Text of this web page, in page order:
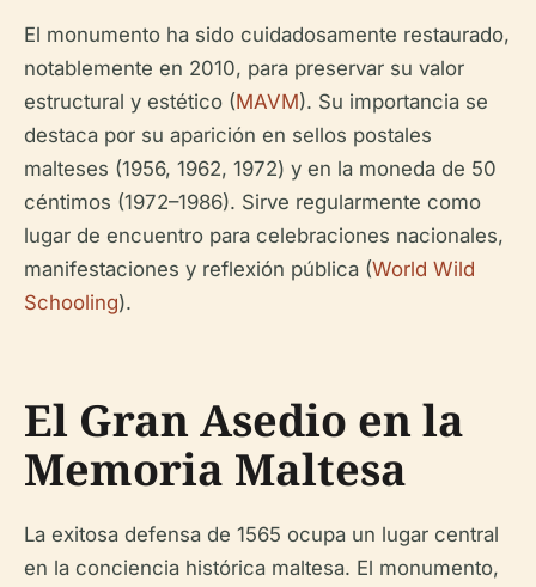
El monumento ha sido cuidadosamente restaurado,
notablemente en 2010, para preservar su valor
estructural y estético (MAVM). Su importancia se
destaca por su aparición en sellos postales
malteses (1956, 1962, 1972) y en la moneda de 50
céntimos (1972–1986). Sirve regularmente como
lugar de encuentro para celebraciones nacionales,
manifestaciones y reflexión pública (World Wild
Schooling).
El Gran Asedio en la
Memoria Maltesa
La exitosa defensa de 1565 ocupa un lugar central
en la conciencia histórica maltesa. El monumento,